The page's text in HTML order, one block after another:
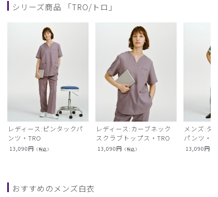
シリーズ商品 「TRO/トロ」
レディース:ピンタックパ
ンツ・TRO
13,090円 （税込）
レディース:カーブネック
スクラブトップス・TRO
13,090円 （税込）
メンズ:タ
パンツ・
13,090円
おすすめのメンズ白衣